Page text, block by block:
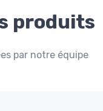
produits
par notre équipe